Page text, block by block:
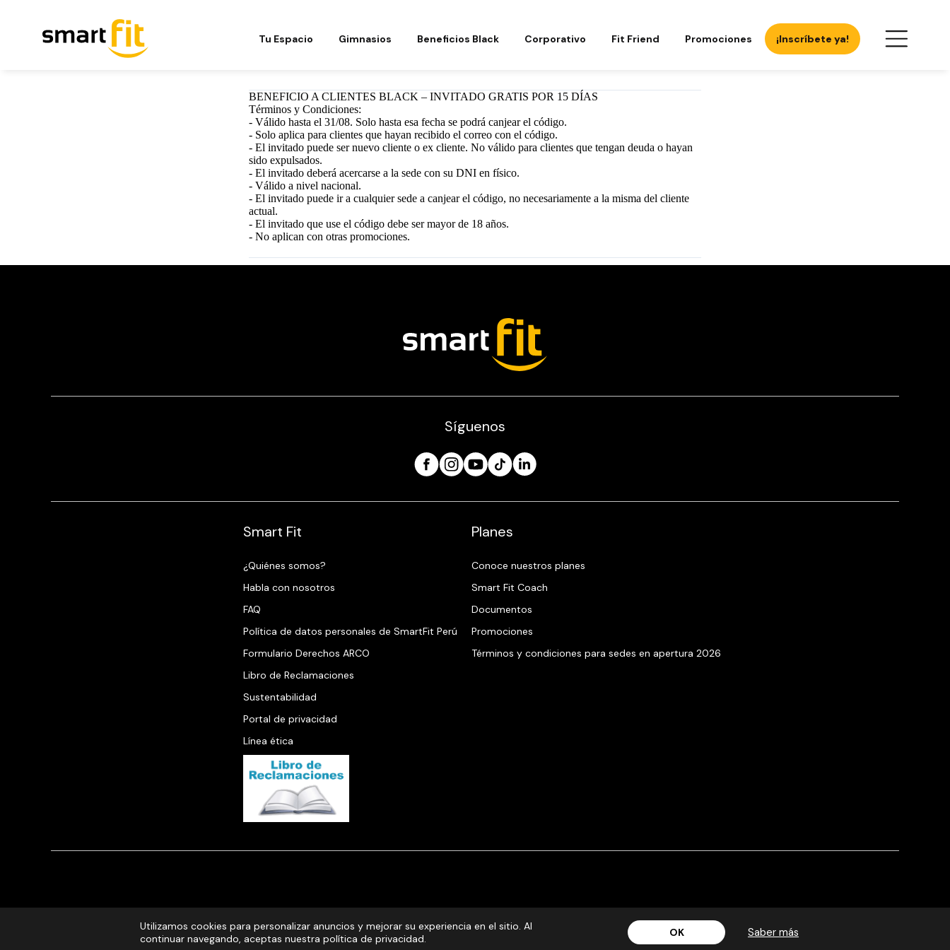
Tu Espacio Gimnasios Beneficios Black Corporativo Fit Friend Promociones ¡Inscríbete ya!
BENEFICIO A CLIENTES BLACK – INVITADO GRATIS POR 15 DÍAS
Términos y Condiciones:
- Válido hasta el 31/08. Solo hasta esa fecha se podrá canjear el código.
- Solo aplica para clientes que hayan recibido el correo con el código.
- El invitado puede ser nuevo cliente o ex cliente. No válido para clientes que tengan deuda o hayan
sido expulsados.
- El invitado deberá acercarse a la sede con su DNI en físico.
- Válido a nivel nacional.
- El invitado puede ir a cualquier sede a canjear el código, no necesariamente a la misma del cliente
actual.
- El invitado que use el código debe ser mayor de 18 años.
- No aplican con otras promociones.
Síguenos
Smart Fit
¿Quiénes somos?
Habla con nosotros
FAQ
Política de datos personales de SmartFit Perú
Formulario Derechos ARCO
Libro de Reclamaciones
Sustentabilidad
Portal de privacidad
Línea ética
Planes
Conoce nuestros planes
Smart Fit Coach
Documentos
Promociones
Términos y condiciones para sedes en apertura 2026
Utilizamos cookies para personalizar anuncios y mejorar su experiencia en el sitio. Al
continuar navegando, aceptas nuestra política de privacidad.
OK Saber más